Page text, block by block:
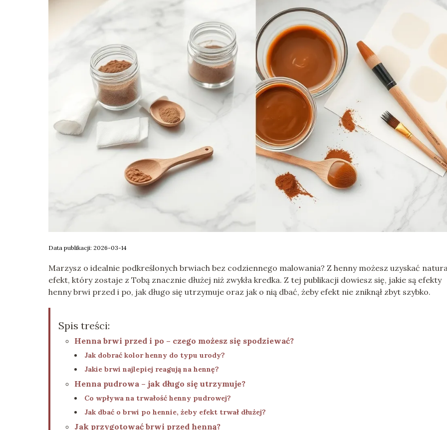
Data publikacji: 2026-03-14
Marzysz o idealnie podkreślonych brwiach bez codziennego malowania? Z henny możesz uzyskać
efekt, który zostaje z Tobą znacznie dłużej niż zwykła kredka. Z tej publikacji dowiesz się, jakie są efekty
henny brwi przed i po, jak długo się utrzymuje oraz jak o nią dbać, żeby efekt nie zniknął zbyt szybko.
Spis treści:
Henna brwi przed i po – czego możesz się spodziewać?
Jak dobrać kolor henny do typu urody?
Jakie brwi najlepiej reagują na hennę?
Henna pudrowa – jak długo się utrzymuje?
Co wpływa na trwałość henny pudrowej?
Jak dbać o brwi po hennie, żeby efekt trwał dłużej?
Jak przygotować brwi przed henną?